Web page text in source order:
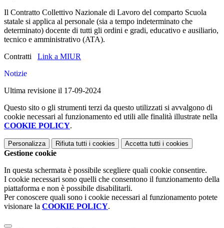
Il Contratto Collettivo Nazionale di Lavoro del comparto Scuola
statale si applica al personale (sia a tempo indeterminato che
determinato) docente di tutti gli ordini e gradi, educativo e ausiliario,
tecnico e amministrativo (ATA).
Contratti Link a MIUR
Notizie
Ultima revisione il 17-09-2024
Questo sito o gli strumenti terzi da questo utilizzati si avvalgono di
cookie necessari al funzionamento ed utili alle finalità illustrate nella
COOKIE POLICY.
Personalizza Rifiuta tutti i cookies Accetta tutti i cookies
Gestione cookie
In questa schermata è possibile scegliere quali cookie consentire.
I cookie necessari sono quelli che consentono il funzionamento della
piattaforma e non è possibile disabilitarli.
Per conoscere quali sono i cookie necessari al funzionamento potete
visionare la COOKIE POLICY.